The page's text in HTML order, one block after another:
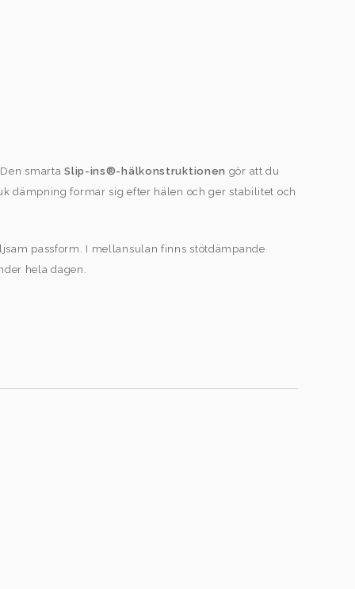
smartaSlip-ins®-hälkonstruktionen gör att du
dämpning formar sig efter hälen och ger stabilitet och
passform. I mellansulan finns stötdämpande
hela dagen.